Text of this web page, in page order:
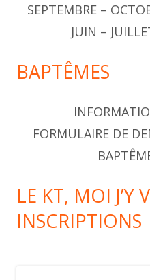
SEPTEMBRE –
JUIN –
BAPTÊMES
FORMULAIRE DE
LE KT, MOI J’Y
INSCRIPTIONS